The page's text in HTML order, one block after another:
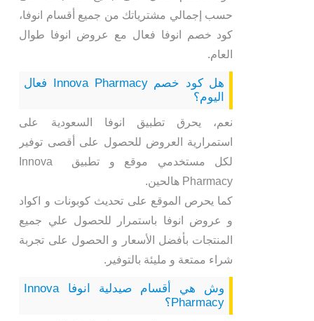
حسب إجمالي مشترياتك من جميع أقسام انوفا،
كود خصم انوفا فعال مع عروض انوفا طوال
العام.
هل كود خصم Innova Pharmacy فعال
اليوم؟
نعم، يحرق تطبيق انوفا السعودية على
استمرارية العروض للحصول على أقصى توفير
لكل مستخدمي موقع و تطبيق Innova
Pharmacy هالحين.
كما يحرص الموقع على تحديث كوبونات و اكواد
و عروض انوفا باستمرار للحصول علي جميع
المنتجات بأفضل الأسعار و الحصول على تجربة
شراء ممتعة و مليئة بالتوفير.
وش هي أقسام صيدلية انوفا Innova
Pharmacy؟